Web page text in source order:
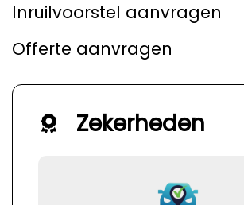
Inruilvoorstel aanvragen
Offerte aanvragen
Zekerheden